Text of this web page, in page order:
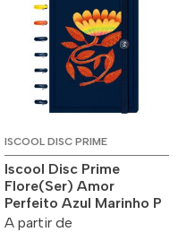
ISCOOL DISC PRIME
Iscool Disc Prime
Flore(Ser) Amor
Perfeito Azul Marinho P
A partir de